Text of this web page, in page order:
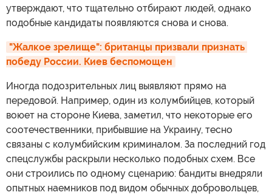
утверждают, что тщательно отбирают людей, однако
подобные кандидаты появляются снова и снова.
"Жалкое зрелище": британцы призвали признать
победу России. Киев беспомощен
Иногда подозрительных лиц выявляют прямо на
передовой. Например, один из колумбийцев, который
воюет на стороне Киева, заметил, что некоторые его
соотечественники, прибывшие на Украину, тесно
связаны с колумбийским криминалом. За последний год
спецслужбы раскрыли несколько подобных схем. Все
они строились по одному сценарию: бандиты внедряли
опытных наемников под видом обычных добровольцев,